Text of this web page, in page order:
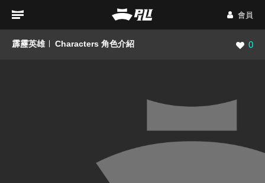
會員
霹靂英雄 Characters 角色介紹 瀏覽
0